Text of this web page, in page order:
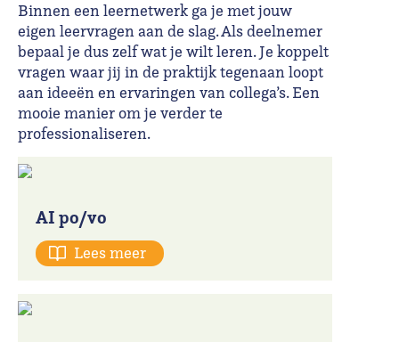
Binnen een leernetwerk ga je met jouw
eigen leervragen aan de slag. Als deelnemer
bepaal je dus zelf wat je wilt leren. Je koppelt
vragen waar jij in de praktijk tegenaan loopt
aan ideeën en ervaringen van collega’s. Een
mooie manier om je verder te
professionaliseren.
AI po/vo
Lees meer